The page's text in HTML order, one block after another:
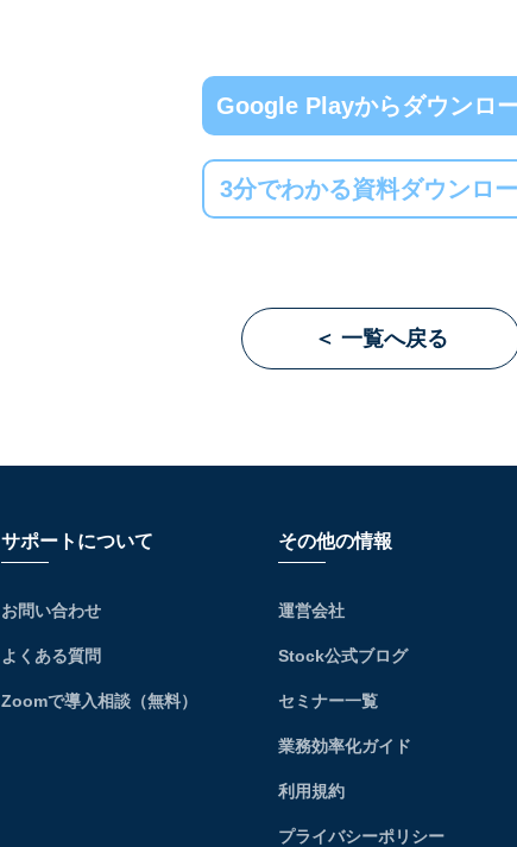
Google Playからダウンロ
3分でわかる資料ダウンロ
＜ 一覧へ戻る
サポートについて
お問い合わせ
よくある質問
Zoomで導入相談（無料）
その他の情報
運営会社
Stock公式ブログ
セミナー一覧
業務効率化ガイド
利用規約
プライバシーポリシー